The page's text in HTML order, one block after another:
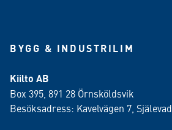
BYGG & INDUSTRILIM
Kiilto AB
Box 395, 891 28 Örnsköldsvik
Besöksadress: Kavelvägen 7, Själevad